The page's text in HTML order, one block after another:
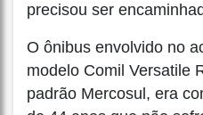
precisou ser
O ônibus envolvido no
modelo Comil Versatile
padrão Mercosul, era